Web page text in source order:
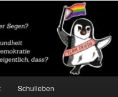
Schulleben